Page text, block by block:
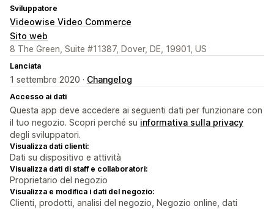
Sviluppatore
Videowise Video Commerce
Sito web
8 The Green, Suite #11387, Dover, DE, 19901, US
Lanciata
1 settembre 2020 · Changelog
Accesso ai dati
Questa app deve accedere ai seguenti dati per funzionare con
il tuo negozio. Scopri perché su informativa sulla privacy
degli sviluppatori.
Visualizza dati clienti:
Dati su dispositivo e attività
Visualizza dati di staff e collaboratori:
Proprietario del negozio
Visualizza e modifica i dati del negozio:
Clienti, prodotti, analisi del negozio, Negozio online, dati